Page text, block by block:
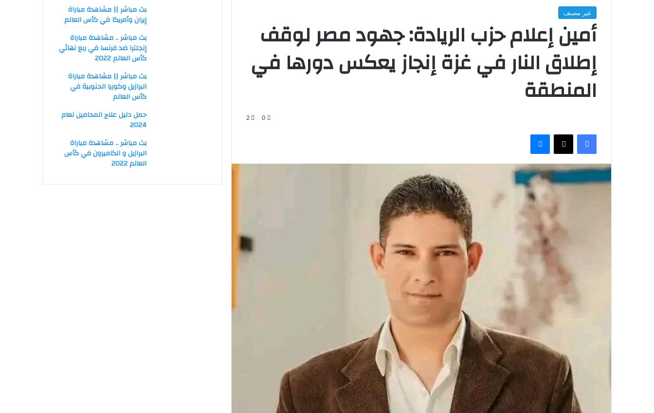
غير مصنف
أمين إعلام حزب الريادة: جهود مصر لوقف
إطلاق النار في غزة إنجاز يعكس دورها في
المنطقة
0
2
فيسبوك ‫X ماسنجر
بث مباشر || مشاهدة مباراة
إيران وأمريكا في كأس العالم
بث مباشر .. مشاهدة مباراة
إنجلترا ضد فرنسا في ربع نهائي
كأس العالم 2022
بث مباشر || مشاهدة مباراة
البرازيل وكوريا الجنوبية في
كأس العالم
حمل دليل علاج المحامين لعام
2024
بث مباشر .. مشاهدة مباراة
البرازيل و الكاميرون في كأس
العالم 2022